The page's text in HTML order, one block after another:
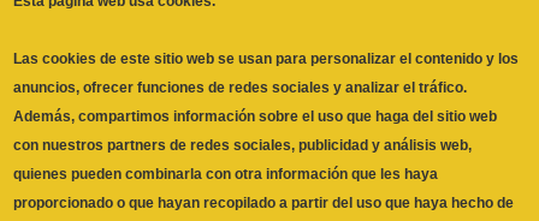
Las cookies de este sitio web se usan para personalizar el contenido y los
Además, compartimos información sobre el uso que haga del sitio web
con nuestros partners de redes sociales, publicidad y análisis web,
quienes pueden combinarla con otra información que les haya
proporcionado o que hayan recopilado a partir del uso que haya hecho de
sus servicios. No, Deme más información